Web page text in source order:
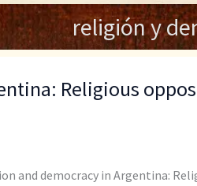
religión y
Religious
and democracy in Argentina: